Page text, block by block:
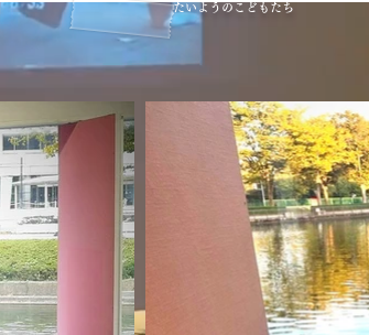
たいようのこどもたち